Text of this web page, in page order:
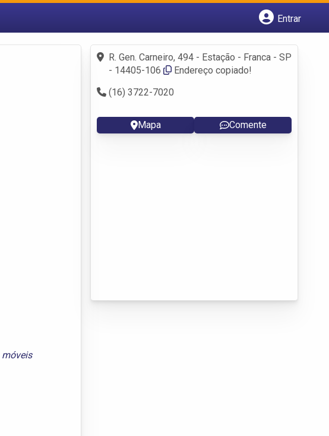
Entrar
Fazer login
Criar conta
móveis
R. Gen. Carneiro, 494 - Estação - Franca - SP
- 14405-106
Endereço copiado!
(16) 3722-7020
Mapa Comente